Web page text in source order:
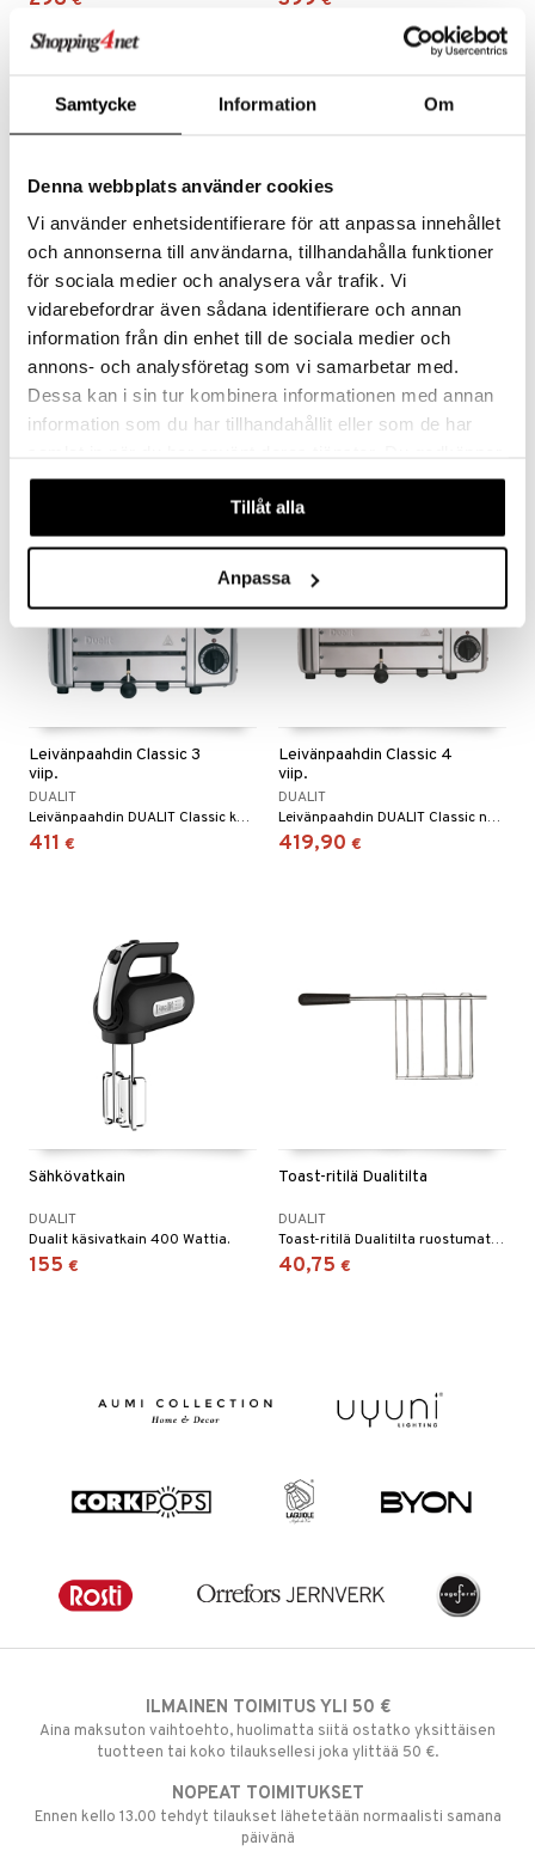
Samtycke Information Om
Denna webbplats använder cookies
Vi använder enhetsidentifierare för att anpassa innehållet
och annonserna till användarna, tillhandahålla funktioner
för sociala medier och analysera vår trafik. Vi
vidarebefordrar även sådana identifierare och annan
information från din enhet till de sociala medier och
annons- och analysföretag som vi samarbetar med.
Dessa kan i sin tur kombinera informationen med annan
information som du har tillhandahållit eller som de har
våra cookies vid fortsatt användande av vår webbplats.
Tillåt alla
Anpassa
Leipähylly LITE 2-pkt
DUALIT
Leipähylly "Lite" kromatusta teräksestä Dualitilta. Toimitetaan 2 kpl pakkauksissa.
42 €
Leivänpaahdin Classic
DUALIT
Leivänpaahdin DUALIT Classic kaksi viipaletta, tyylikkäästi muotoiltu. Mitat: 260 x 210 x 220 mm. Saatavana eri väreissä.
309 €
Leivänpaahdin Classic 3
viip.
DUALIT
Leivänpaahdin DUALIT Classic kolme viipaletta, tyylikkäästi muotoiltu. Mitat: 310 x 210 x 220 mm.
411 €
Leivänpaahdin Classic 4
viip.
DUALIT
Leivänpaahdin DUALIT Classic neljä viipaletta, tyylikäs muotoilu. Mitat: 360 x 210 x 220 mm.
419,90 €
Sähkövatkain
DUALIT
Dualit käsivatkain 400 Wattia.
155 €
Toast-ritilä Dualitilta
DUALIT
Toast-ritilä Dualitilta ruostumattomasta teräksestä.
40,75 €
ILMAINEN TOIMITUS YLI 50 €
Aina maksuton vaihtoehto, huolimatta siitä ostatko yksittäisen
tuotteen tai koko tilauksellesi joka ylittää 50 €.
NOPEAT TOIMITUKSET
Ennen kello 13.00 tehdyt tilaukset lähetetään normaalisti samana
päivänä